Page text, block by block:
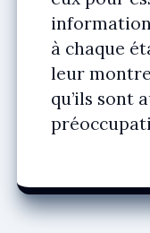
à chaque
leur
qu’ils sont